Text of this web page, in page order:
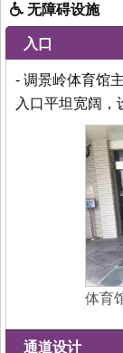
无障碍设施
入口
- 调景岭体育馆
入口平坦宽阔
体育
通道设计